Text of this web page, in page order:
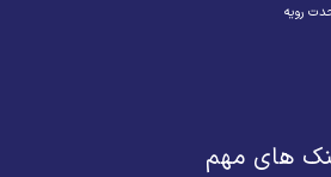
رویه
های مهم